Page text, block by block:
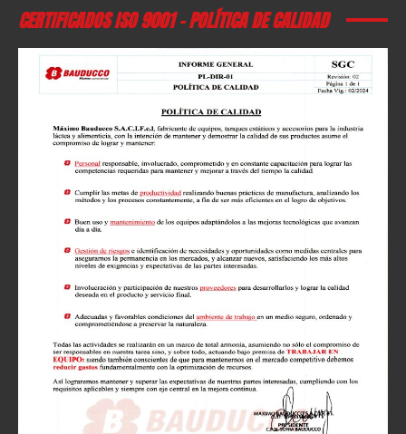
CERTIFICADOS ISO 9001 – POLÍTICA DE CALIDAD